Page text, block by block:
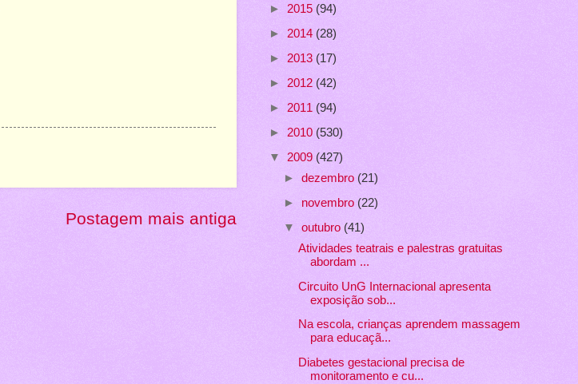
Postagem mais antiga
► 2015 (94)
► 2014 (28)
► 2013 (17)
► 2012 (42)
► 2011 (94)
► 2010 (530)
▼ 2009 (427)
► dezembro (21)
► novembro (22)
▼ outubro (41)
Atividades teatrais e palestras gratuitas
abordam ...
Circuito UnG Internacional apresenta
exposição sob...
Na escola, crianças aprendem massagem
para educaçã...
Diabetes gestacional precisa de
monitoramento e cu...